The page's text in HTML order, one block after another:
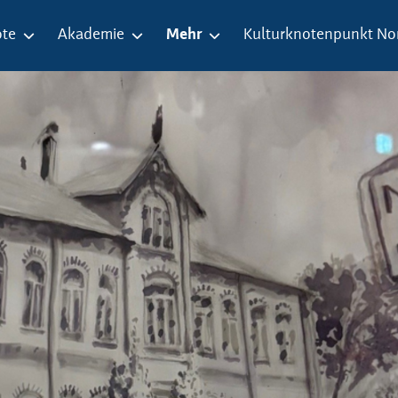
Akademie Mehr Kulturknotenpunkt